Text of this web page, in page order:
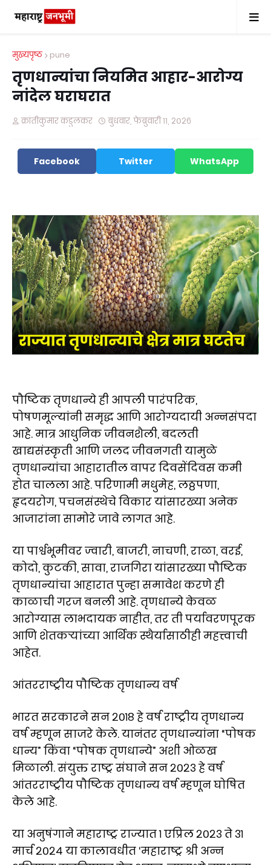
मुख्यपृष्ठ pune
तृणधान्यांचा नियमित आहार-आरोग्य
नांदेल घराघरात
क्रांतीकुमार कडुलकर बुधवार, फेब्रुवारी ११, २०२६
Facebook Twitter WhatsApp
पौष्टिक तृणधान्ये ही आपली पारंपरिक,
पोषणमूल्यांनी समृद्ध आणि आरोग्यदायी अन्नसंपदा
आहे. मात्र आधुनिक जीवनशैली, बदलती
खाद्यसंस्कृती आणि जलद जीवनगती यामुळे
तृणधान्यांचा आहारातील वापर दिवसेंदिवस कमी
होत चालला आहे. परिणामी मधुमेह, लठ्ठपणा,
हृदयरोग, पचनसंस्थेचे विकार यांसारख्या अनेक
आजारांना सामोरे जावे लागत आहे.
या पार्श्वभूमीवर ज्वारी, बाजरी, नाचणी, राळा, वरई,
कोदो, कुटकी, सावा, राजगिरा यांसारख्या पौष्टिक
तृणधान्यांचा आहारात पुन्हा समावेश करणे ही
काळाची गरज बनली आहे. तृणधान्ये केवळ
आरोग्यास लाभदायक नाहीत, तर ती पर्यावरणपूरक
आणि शेतकऱ्यांच्या आर्थिक स्थैर्यासाठीही महत्त्वाची
आहेत.
आंतरराष्ट्रीय पौष्टिक तृणधान्य वर्ष
भारत सरकारने सन २०१८ हे वर्ष राष्ट्रीय तृणधान्य
वर्ष म्हणून साजरे केले. यानंतर तृणधान्यांना “पोषक
धान्य” किंवा “पोषक तृणधान्ये” अशी ओळख
मिळाली. संयुक्त राष्ट्र संघाने सन २०२३ हे वर्ष
आंतरराष्ट्रीय पौष्टिक तृणधान्य वर्ष म्हणून घोषित
केले आहे.
या अनुषंगाने महाराष्ट्र राज्यात १ एप्रिल २०२३ ते ३१
मार्च २०२४ या कालावधीत ‘महाराष्ट्र श्री अन्न